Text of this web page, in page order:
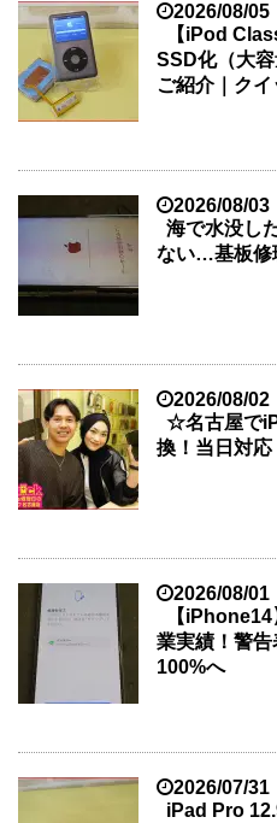
2026/08/05
【iPod
SSD化（大
ご紹介｜ク
2026/08/03
海で水没し
ない…基板修
2026/08/02
☆名古屋で
換！当日対応
2026/08/01
【
業実績！警
100%へ
2026/07/31
iPad Pro